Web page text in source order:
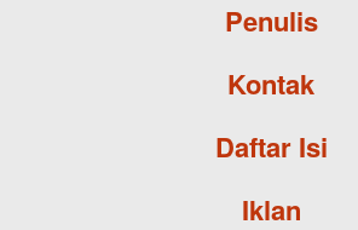
Penulis
Kontak
Daftar Isi
Iklan